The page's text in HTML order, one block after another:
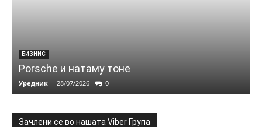
БИЗНИС
Porsche и натаму тоне
Уредник - 28/07/2026 0
Зачлени се во нашата Viber Група